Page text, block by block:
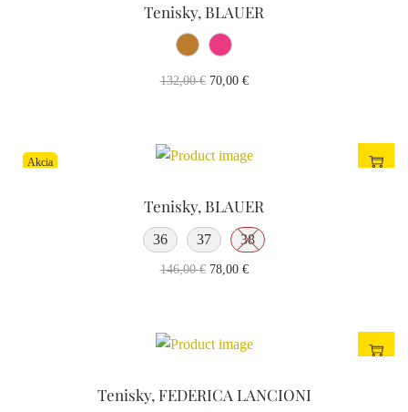
Tenisky, BLAUER
132,00€ 70,00 €
Akcia
Tenisky, BLAUER
36 37 38
146,00€ 78,00 €
Tenisky, FEDERICA LANCIONI